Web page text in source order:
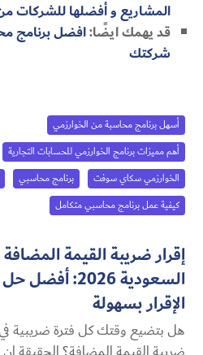
المشاريع و أفضلها
قد يهمك ايضًا:افضل برنامج
شركتك
أسهل برنامج محاسبة من الخوارزمي
أهم مميزات برنامج الخوارزمي للحسابات التجارية
الخوارزمي سكاي سوفت
برنامج محاسبي
كيفية عمل برنامج محاسبي متكامل
إقرار ضريبة القيمة
السعودية 2026:
الإقرار بسهولة
هل بتضيع وقتك كل فترة ضريبية في